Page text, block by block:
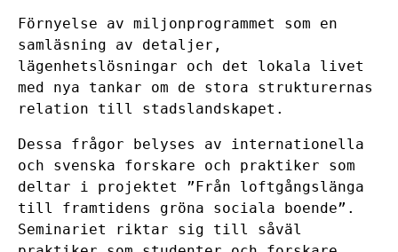
Förnyelse av miljonprogrammet som en
samläsning av detaljer,
lägenhetslösningar och det lokala livet
med nya tankar om de stora strukturernas
relation till stadslandskapet.
Dessa frågor belyses av internationella
och svenska forskare och praktiker som
deltar i projektet ”Från loftgångslänga
till framtidens gröna sociala boende”.
Seminariet riktar sig till såväl